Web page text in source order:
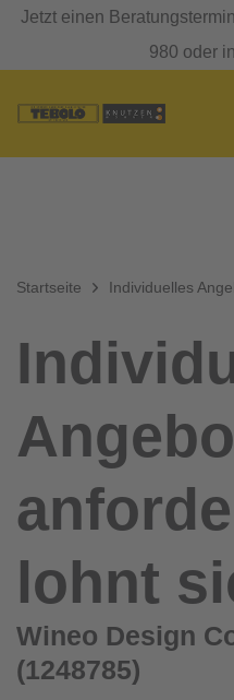
Jetzt einen
980 oder
Startseite Individuelles
lohnt
Wineo Design
(1248785)